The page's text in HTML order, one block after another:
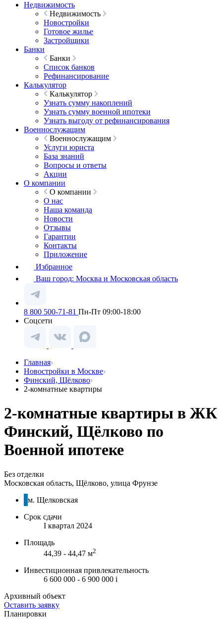
Недвижимость
Недвижимость
Новостройки
Готовое жилье
Застройщики
Банки
Банки
Список банков
Рефинансирование
Калькулятор
Калькулятор
Узнать сумму накоплений
Узнать сумму военной ипотеки
Узнать выгоду от рефинансирования
Военнослужащим
Военнослужащим
Услуги юриста
База знаний
Вопросы и ответы
Акции
О компании
О компании
О нас
Наша команда
Новости
Отзывы
Гарантии
Контакты
Приложение
Избранное
Ваш город: Москва и Московская область
8 800 500-71-81 Пн-Пт 09:00-18:00
Соцсети
Главная
Новостройки в Москве
Финский, Щёлково
2-комнатные квартиры
2-комнатные квартиры в ЖК
Финский, Щёлково по
Военной ипотеке
Без отделки
Московская область, Щёлково, улица Фрунзе
м. Щелковская
Срок сдачи
I квартал 2024
Площадь
44,39 - 44,47 м2
Инвестиционная привлекательность
6 600 000 - 6 900 000 i
Архивный объект
Оставить заявку
Планировки